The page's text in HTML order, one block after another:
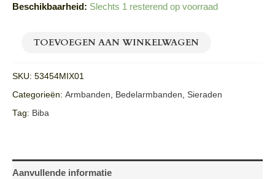
Beschikbaarheid: Slechts 1 resterend op voorraad
TOEVOEGEN AAN WINKELWAGEN
SKU: 53454MIX01
Categorieën: Armbanden Bedelarmbanden Sieraden
Tag: Biba
Aanvullende informatie